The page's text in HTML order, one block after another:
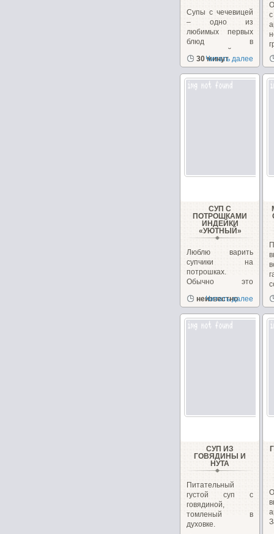
Супы с чечевицей
– одно из
любимых первых
блюд в
закавказской
кухне, в Армении...
30 минут
Читать далее
СУП С
ПОТРОШКАМИ
ИНДЕЙКИ
«УЮТНЫЙ»
Люблю варить
супчики на
потрошках.
Обычно это
сегодня у меня
неизвестно
Читать далее
СУП ИЗ
ГОВЯДИНЫ И
НУТА
Питательный
густой суп с
говядиной,
томленый в
духовке.